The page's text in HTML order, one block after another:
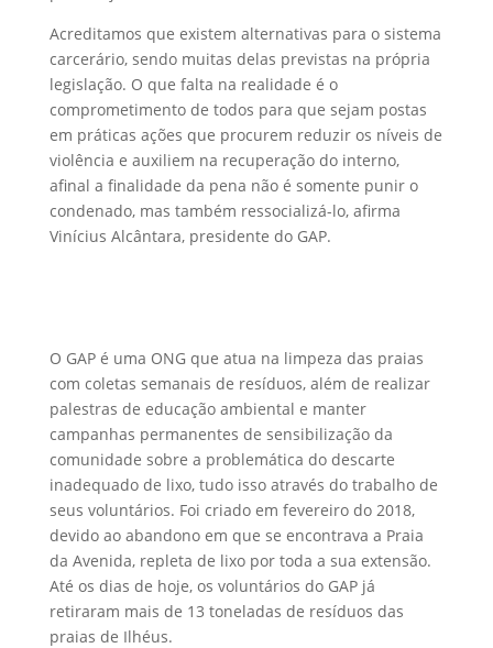
Acreditamos que existem alternativas para o sistema
carcerário, sendo muitas delas previstas na própria
legislação. O que falta na realidade é o
comprometimento de todos para que sejam postas
em práticas ações que procurem reduzir os níveis de
violência e auxiliem na recuperação do interno,
afinal a finalidade da pena não é somente punir o
condenado, mas também ressocializá-lo, afirma
Vinícius Alcântara, presidente do GAP.
O GAP é uma ONG que atua na limpeza das praias
com coletas semanais de resíduos, além de realizar
palestras de educação ambiental e manter
campanhas permanentes de sensibilização da
comunidade sobre a problemática do descarte
inadequado de lixo, tudo isso através do trabalho de
seus voluntários. Foi criado em fevereiro do 2018,
devido ao abandono em que se encontrava a Praia
da Avenida, repleta de lixo por toda a sua extensão.
Até os dias de hoje, os voluntários do GAP já
retiraram mais de 13 toneladas de resíduos das
praias de Ilhéus.